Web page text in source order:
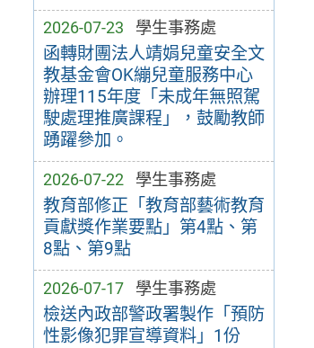
2026-07-23 學生事務處
函轉財團法人靖娟兒童安全文
教基金會OK繃兒童服務中心
辦理115年度「未成年無照駕
駛處理推廣課程」，鼓勵教師
踴躍參加。
2026-07-22 學生事務處
教育部修正「教育部藝術教育
貢獻獎作業要點」第4點、第
8點、第9點
2026-07-17 學生事務處
檢送內政部警政署製作「預防
性影像犯罪宣導資料」1份